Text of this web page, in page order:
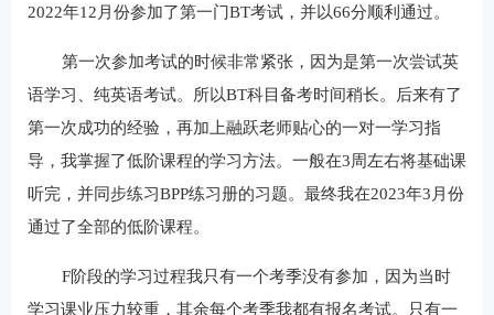
2022年12月份参加了第一门BT考试，并以66分顺利通过。
第一次参加考试的时候非常紧张，因为是第一次尝试英
语学习、纯英语考试。所以BT科目备考时间稍长。后来有了
第一次成功的经验，再加上融跃老师贴心的一对一学习指
导，我掌握了低阶课程的学习方法。一般在3周左右将基础课
听完，并同步练习BPP练习册的习题。最终我在2023年3月份
通过了全部的低阶课程。
F阶段的学习过程我只有一个考季没有参加，因为当时
学习课业压力较重，其余每个考季我都有报名考试。只有一